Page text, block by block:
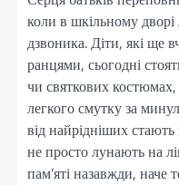
коли в шкільному
дзвоника. Діти, які ще
ранцями, сьогодні
чи святкових
легкого смутку за
від найрідніших
не просто лунають на
пам’яті назавжди, наче